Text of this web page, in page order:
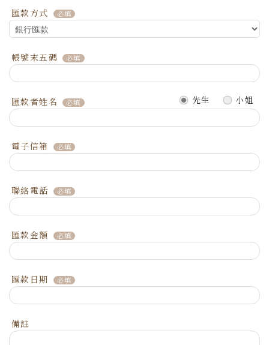
匯款方式
帳號末五碼
匯款者姓名 先生 小姐
電子信箱
聯絡電話
匯款金額
匯款日期
備註